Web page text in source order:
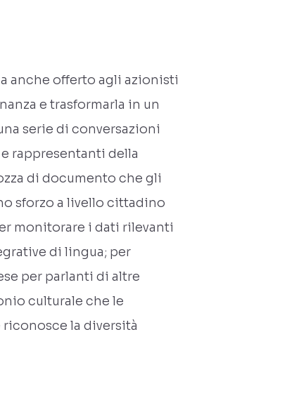
anche offerto agli azionisti
e trasformarla in un
serie di conversazioni
rappresentanti della
di documento che gli
sforzo a livello cittadino
monitorare i dati rilevanti
di lingua; per
per parlanti di altre
culturale che le
la diversità